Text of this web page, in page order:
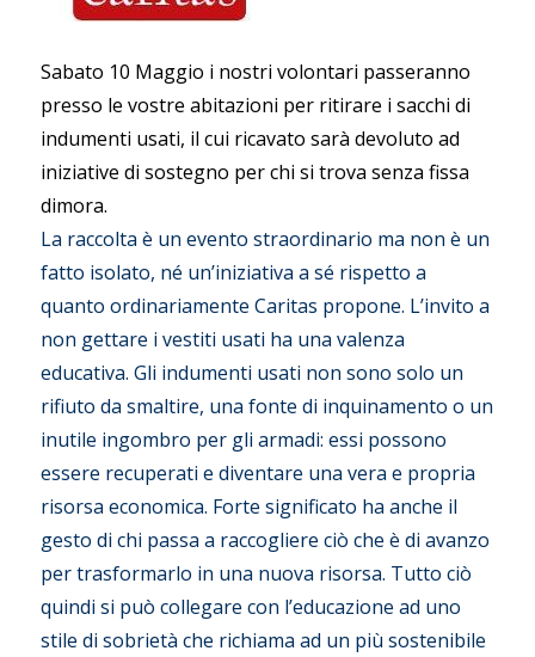
Sabato 10 Maggio i nostri volontari passeranno
presso le vostre abitazioni per ritirare i sacchi di
indumenti usati, il cui ricavato sarà devoluto ad
iniziative di sostegno per chi si trova senza fissa
dimora.
La raccolta è un evento straordinario ma non è un
fatto isolato, né un’iniziativa a sé rispetto a
quanto ordinariamente Caritas propone. L’invito a
non gettare i vestiti usati ha una valenza
educativa. Gli indumenti usati non sono solo un
rifiuto da smaltire, una fonte di inquinamento o un
inutile ingombro per gli armadi: essi possono
essere recuperati e diventare una vera e propria
risorsa economica. Forte significato ha anche il
gesto di chi passa a raccogliere ciò che è di avanzo
per trasformarlo in una nuova risorsa. Tutto ciò
quindi si può collegare con l’educazione ad uno
stile di sobrietà che richiama ad un più sostenibile